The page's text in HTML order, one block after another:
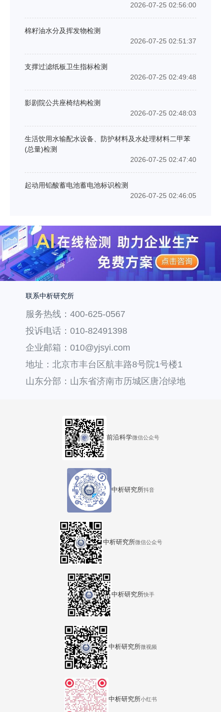
2026-07-25 02:56:00
棉籽油水分及挥发物检测
2026-07-25 02:51:37
支撑过滤纸板卫生指标检测
2026-07-25 02:49:48
影剧院公共座椅结构检测
2026-07-25 02:48:03
生活饮用水输配水设备、防护材料及水处理材料二甲苯
(总量)检测
2026-07-25 02:47:40
起动用铅酸蓄电池蓄电池标识检测
2026-07-25 02:46:05
联系中析研究所
服务热线：400-625-0567
投诉电话：010-82491398
企业邮箱：010@yjsyi.com
地址：北京市丰台区航丰路8号院1号楼1
层121
山东分部：山东省济南市历城区唐冶绿地
前沿科学微信公众号
中析研究所抖音
中析研究所微信公众号
中析研究所快手
中析研究所微视频
中析研究所小红书